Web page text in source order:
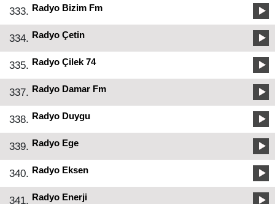
333. Radyo Bizim Fm
334. Radyo Çetin
335. Radyo Çilek 74
337. Radyo Damar Fm
338. Radyo Duygu
339. Radyo Ege
340. Radyo Eksen
341. Radyo Enerji